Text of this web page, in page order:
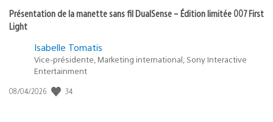
Présentation de la manette sans fil DualSense – Édition limitée 007 First
Light
Isabelle Tomatis
Vice-présidente, Marketing international, Sony Interactive
Entertainment
Date
08/04/2026 34